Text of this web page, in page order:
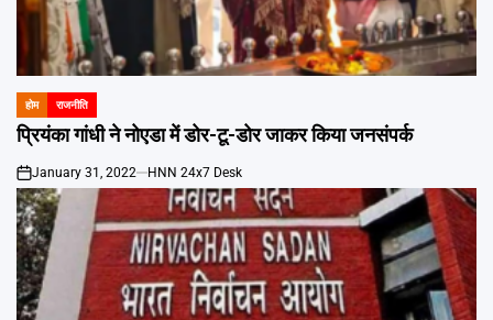
POSTED
IN
होम राजनीति
प्रियंका गांधी ने नोएडा में डोर-टू-डोर जाकर किया जनसंपर्क
on
January 31, 2022 HNN 24x7 Desk